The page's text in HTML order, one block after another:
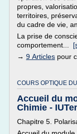
propres,
territoires,
du cadre de vie,
La prise de
comportement...
→ 9 Articles pour
COURS OPTIQUE
Accueil du
Chimie -
Chapitre 5.